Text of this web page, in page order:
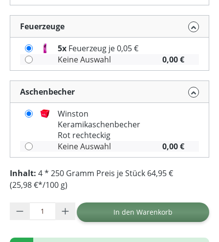
Feuerzeuge
5x Feuerzeug je 0,05 €
Keine Auswahl
0,00 €
Aschenbecher
Winston
Keramikaschenbecher
Rot rechteckig
Keine Auswahl
0,00 €
Inhalt: 4 * 250 Gramm Preis je Stück 64,95 €
(25,98 €*/100 g)
Produkt Anzahl: Gib den gewünschten
In den Warenkorb